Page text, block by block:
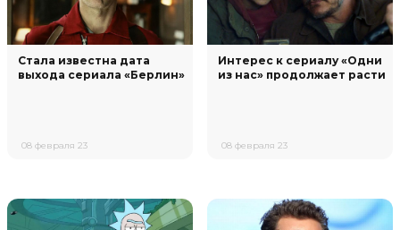
Стала известна дата
выхода сериала «Берлин»
08 февраля 23
Интерес к сериалу «Одни
из нас» продолжает расти
08 февраля 23